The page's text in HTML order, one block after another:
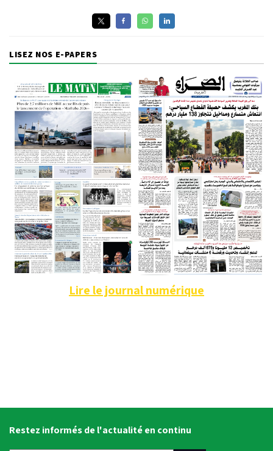
LISEZ NOS E-PAPERS
Lire le journal numérique
Restez informés de l'actualité en continu